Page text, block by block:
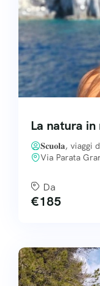
La natura in
𝐒𝐜𝐮𝐨𝐥𝐚, viaggi
Via Parata
Da
€185